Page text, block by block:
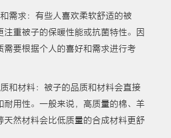
需求：有些人喜欢柔软舒适的被
注重被子的保暖性能或抗菌特性。因
需要根据个人的喜好和需求进行考
和材料：被子的品质和材料会直接
耐用性。一般来说，高质量的棉、羊
天然材料会比低质量的合成材料更舒